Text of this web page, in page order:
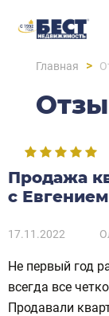
Главная >
Продажа
с
17.11.2022
Не первый год
всегда все
Продавали